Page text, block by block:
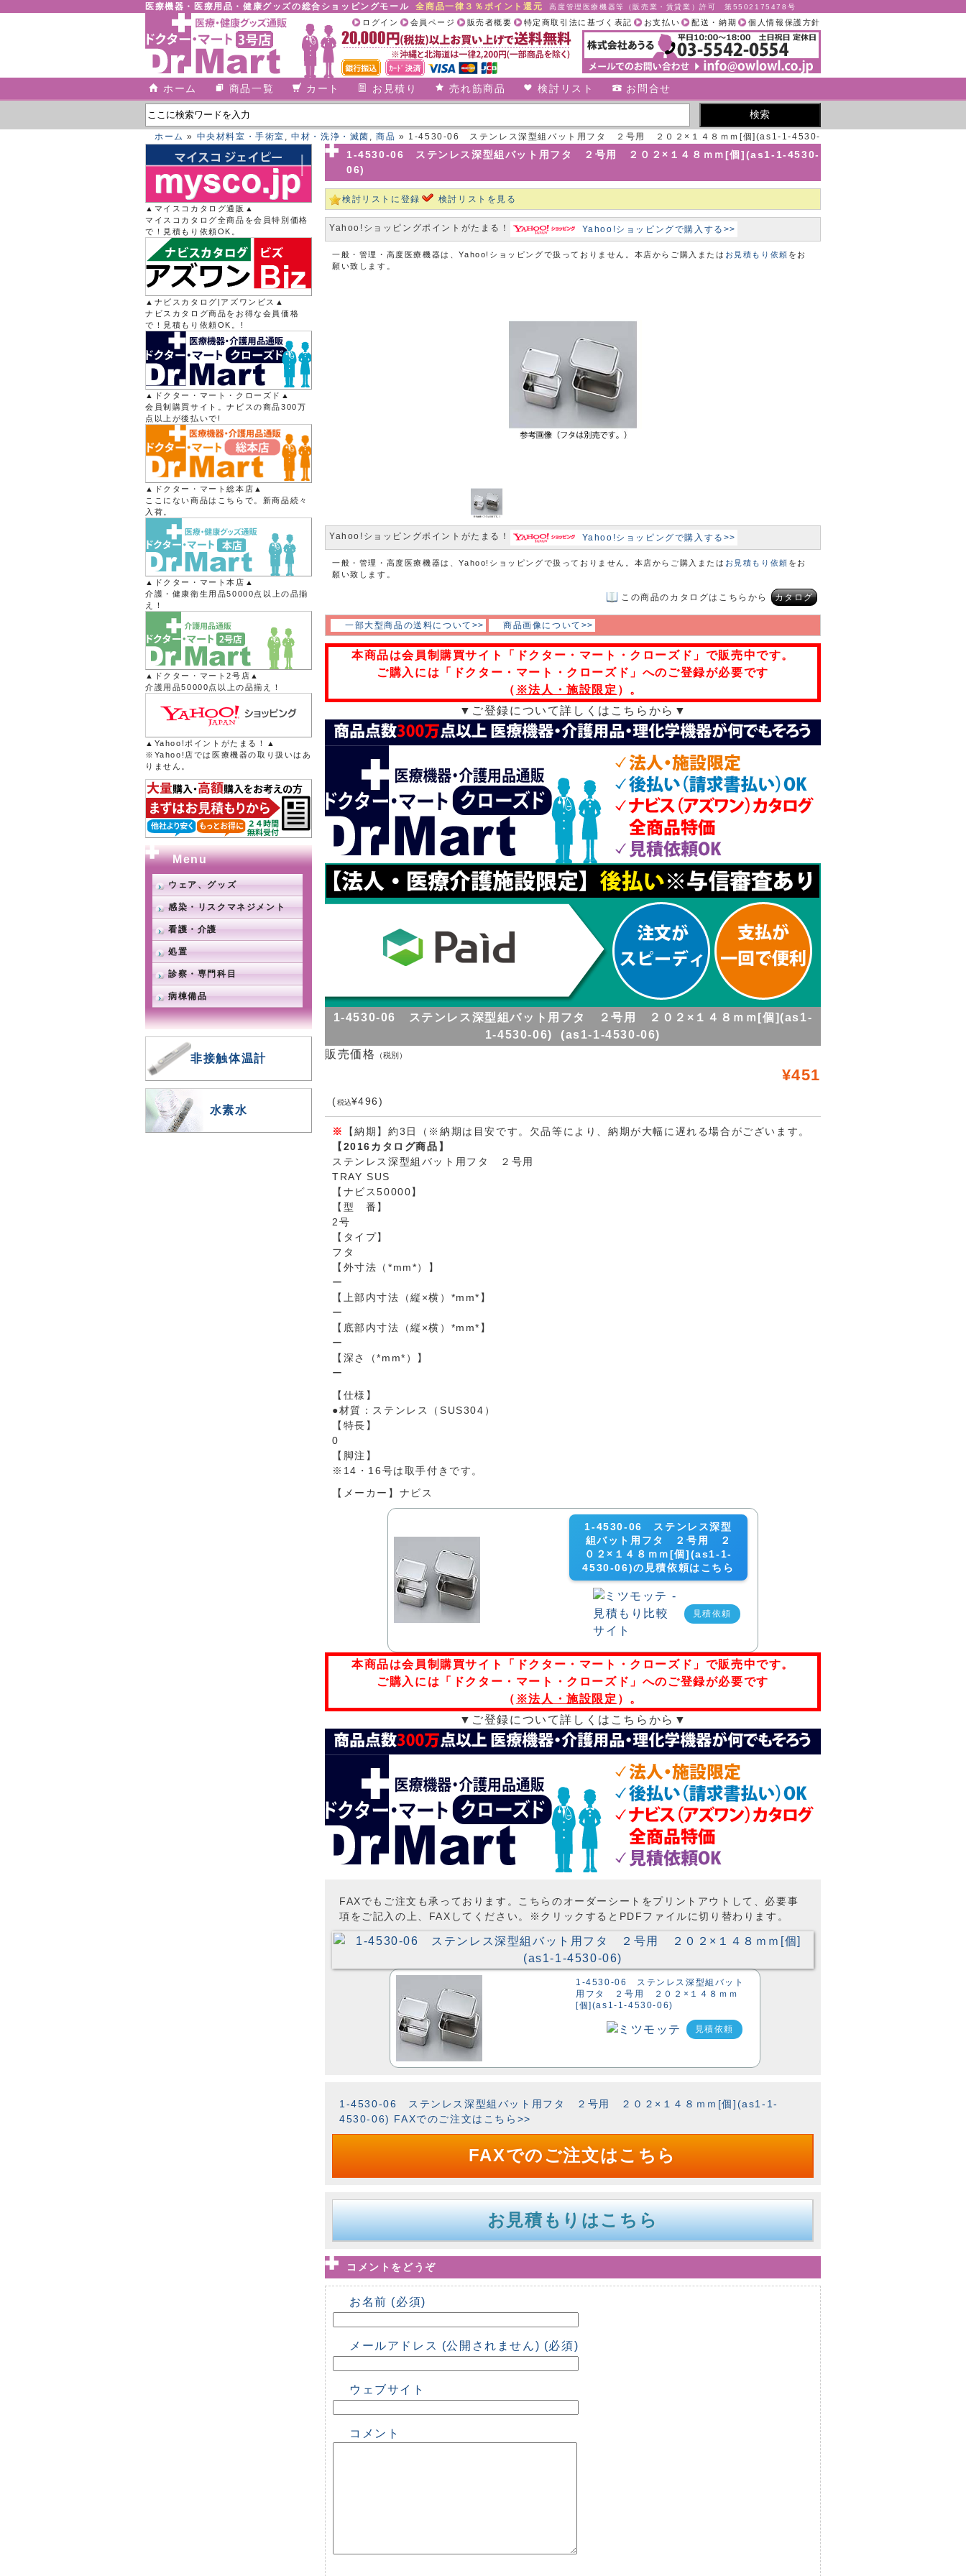
医療機器・医療用品・健康グッズの総合ショッピングモール全商品一律３％ポイント還元 高度管理医療機器等（販売業・賃貸業）許可 第5502175478号
個人情報保護方針
配送・納期
お支払い
特定商取引法に基づく表記
販売者概要
会員ページ
ログイン
ホーム 商品一覧 カート お見積り 売れ筋商品 検討リスト お問合せ
ホーム » 中央材料室・手術室 ,中材・洗浄・滅菌 ,商品 » 1-4530-06 ステンレス深型組バット用フタ ２号用 ２０２×１４８ｍｍ[個](as1-1-4530-
06)
1-4530-06 ステンレス深型組バット用フタ ２号用 ２０２×１４８ｍｍ[個](as1-1-4530-
06)
検討リストに登録 検討リストを見る
Yahoo!ショッピングポイントがたまる！ Yahoo!ショッピングで購入する>>
一般・管理・高度医療機器は、Yahoo!ショッピングで扱っておりません。本店からご購入または お見積もり依頼 をお
願い致します。
Yahoo!ショッピングポイントがたまる！ Yahoo!ショッピングで購入する>>
一般・管理・高度医療機器は、Yahoo!ショッピングで扱っておりません。本店からご購入または お見積もり依頼 をお
願い致します。
この商品のカタログはこちらから カタログ
一部大型商品の送料について>> 商品画像について>>
本商品は会員制購買サイト「ドクター・マート・クローズド」で販売中です。
ご購入には「ドクター・マート・クローズド」へのご登録が必要です
（ ※法人・施設限定 ）。
▼ご登録について詳しくはこちらから▼
1-4530-06 ステンレス深型組バット用フタ ２号用 ２０２×１４８ｍｍ[個](as1-
1-4530-06) (as1-1-4530-06)
販売価格
（税別）
¥451
(税込¥496)
※
【納期】約3日（※納期は目安です。欠品等により、納期が大幅に遅れる場合がございます。
【2016カタログ商品】
ステンレス深型組バット用フタ ２号用
TRAY SUS
【ナビス50000】
【型 番】
2号
【タイプ】
フタ
【外寸法（*mm*）】
ー
【上部内寸法（縦×横）*mm*】
ー
【底部内寸法（縦×横）*mm*】
ー
【深さ（*mm*）】
ー
【仕様】
●材質：ステンレス（SUS304）
【特長】
0
【脚注】
※14・16号は取手付きです。
【メーカー】ナビス
1-4530-06 ステンレス深型
組バット用フタ ２号用 ２
０２×１４８ｍｍ[個](as1-1-
4530-06)の見積依頼はこちら
見積依頼
本商品は会員制購買サイト「ドクター・マート・クローズド」で販売中です。
ご購入には「ドクター・マート・クローズド」へのご登録が必要です
（ ※法人・施設限定 ）。
▼ご登録について詳しくはこちらから▼
FAXでもご注文も承っております。こちらのオーダーシートをプリントアウトして、必要事
項をご記入の上、FAXしてください。※クリックするとPDFファイルに切り替わります。
1-4530-06 ステンレス深型組バット
用フタ ２号用 ２０２×１４８ｍｍ
[個](as1-1-4530-06)
見積依頼
1-4530-06 ステンレス深型組バット用フタ ２号用 ２０２×１４８ｍｍ[個](as1-1-
4530-06) FAXでのご注文はこちら>>
FAXでのご注文はこちら
お見積もりはこちら
コメントをどうぞ
お名前 (必須)
メールアドレス (公開されません) (必須)
ウェブサイト
コメント
▲マイスコカタログ通販▲
マイスコカタログ全商品を会員特別価格
で！見積もり依頼OK。
▲ナビスカタログ|アズワンビス▲
ナビスカタログ商品をお得な会員価格
で！見積もり依頼OK。!
▲ドクター・マート・クローズド▲
会員制購買サイト。ナビスの商品300万
点以上が後払いで!
▲ドクター・マート総本店▲
ここにない商品はこちらで。新商品続々
入荷。
▲ドクター・マート本店▲
介護・健康衛生用品50000点以上の品揃
え！
▲ドクター・マート2号店▲
介護用品50000点以上の品揃え！
▲Yahoo!ポイントがたまる！▲
※Yahoo!店では医療機器の取り扱いはあ
りません。
Menu
ウェア、グッズ
感染・リスクマネジメント
看護・介護
処置
診察・専門科目
病棟備品
非接触体温計
水素水